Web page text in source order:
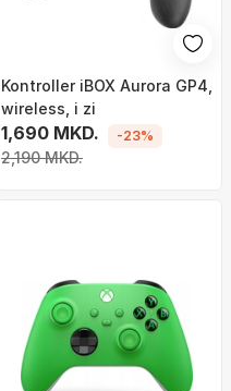
Kontroller iBOX Aurora GP4,
wireless, i zi
1,690 MKD.
2,190 MKD.
-23%